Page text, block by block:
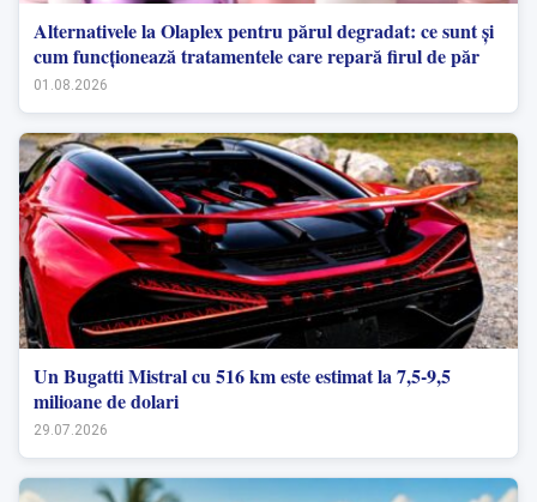
Alternativele la Olaplex pentru părul degradat: ce sunt și
cum funcționează tratamentele care repară firul de păr
01.08.2026
Un Bugatti Mistral cu 516 km este estimat la 7,5-9,5
milioane de dolari
29.07.2026